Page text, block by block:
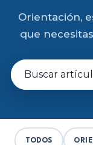
Orientación,
que
TODOS